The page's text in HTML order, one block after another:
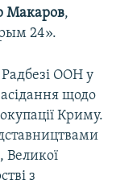
Макаров,
24».
ООН у
щодо
Криму.
Великої
з